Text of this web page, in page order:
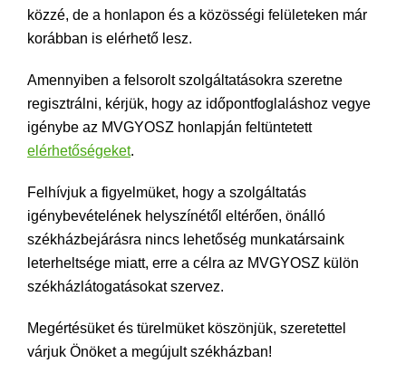
közzé, de a honlapon és a közösségi felületeken már
korábban is elérhető lesz.
Amennyiben a felsorolt szolgáltatásokra szeretne
regisztrálni, kérjük, hogy az időpontfoglaláshoz vegye
igénybe az MVGYOSZ honlapján feltüntetett
elérhetőségeket.
Felhívjuk a figyelmüket, hogy a szolgáltatás
igénybevételének helyszínétől eltérően, önálló
székházbejárásra nincs lehetőség munkatársaink
leterheltsége miatt, erre a célra az MVGYOSZ külön
székházlátogatásokat szervez.
Megértésüket és türelmüket köszönjük, szeretettel
várjuk Önöket a megújult székházban!